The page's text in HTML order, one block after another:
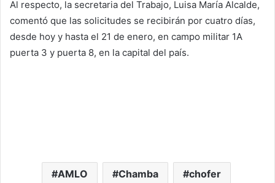
Al respecto, la secretaria del Trabajo, Luisa María Alcalde,
comentó que las solicitudes se recibirán por cuatro días,
desde hoy y hasta el 21 de enero, en campo militar 1A
puerta 3 y puerta 8, en la capital del país.
AMLO Chamba chofer